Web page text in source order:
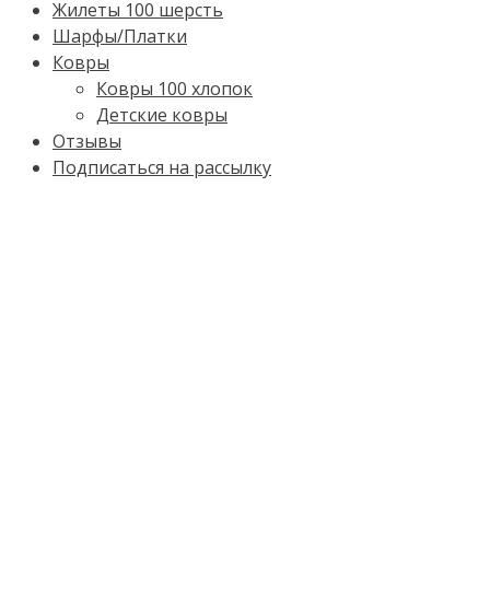
Жилеты 100 шерсть
Шарфы/Платки
Ковры
Ковры 100 хлопок
Детские ковры
Отзывы
Подписаться на рассылку